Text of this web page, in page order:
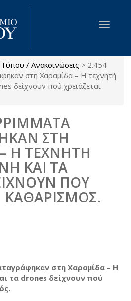
περιεχόμενο
Toggle
/ Ανακοινώσεις > 2.454
στη Χαραμίδα – Η τεχνητή
δείχνουν πού χρειάζεται
ΣΤΗ
Η ΤΕΧΝΗΤΗ
ΚΑΙ ΤΑ
ΠΟΥ
ΚΑΘΑΡΙΣΜΟΣ.
στη Χαραμίδα – Η
τα drones δείχνουν πού